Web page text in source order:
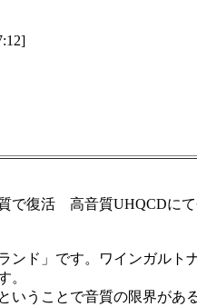
で復活 高音質UHQCDにて
ド」です。ワインガルト
。
うことで音質の限界があ